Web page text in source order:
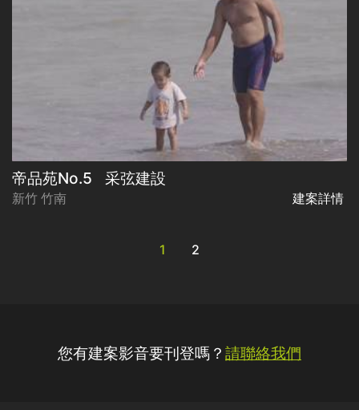
帝品苑No.5 采弦建設
新竹 竹南 建案詳情
1 2
您有建案影音要刊登嗎？ 請聯絡我們